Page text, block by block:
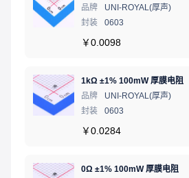
品牌
UNI-ROYAL(厚声)
封装
0603
￥0.0098
1kΩ ±1% 100mW 厚膜电阻
品牌
UNI-ROYAL(厚声)
封装
0603
￥0.0284
0Ω ±1% 100mW 厚膜电阻